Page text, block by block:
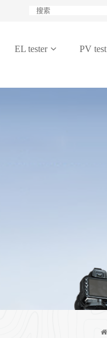
EL tester PV test